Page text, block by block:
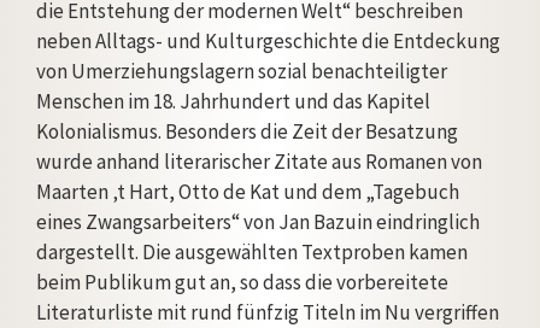
die Entstehung der modernen Welt“ beschreiben
neben Alltags- und Kulturgeschichte die Entdeckung
von Umerziehungslagern sozial benachteiligter
Menschen im 18. Jahrhundert und das Kapitel
Kolonialismus. Besonders die Zeit der Besatzung
wurde anhand literarischer Zitate aus Romanen von
Maarten ‚t Hart, Otto de Kat und dem „Tagebuch
eines Zwangsarbeiters“ von Jan Bazuin eindringlich
dargestellt. Die ausgewählten Textproben kamen
beim Publikum gut an, so dass die vorbereitete
Literaturliste mit rund fünfzig Titeln im Nu vergriffen